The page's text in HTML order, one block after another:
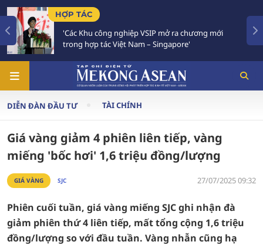
mở ra chương mới
– Singapore'
Việt Nam - Thái Lan
Chiến lược 'Ba kết nối'
DIỄN ĐÀN ĐẦU TƯ TÀI CHÍNH
Giá vàng giảm 4 phiên liên tiếp, vàng
miếng 'bốc hơi' 1,6 triệu đồng/lượng
GIÁ VÀNG SJC 27/07/2025 09:32
Phiên cuối tuần, giá vàng miếng SJC ghi nhận đà
giảm phiên thứ 4 liên tiếp, mất tổng cộng 1,6 triệu
đồng/lượng so với đầu tuần. Vàng nhẫn cũng hạ